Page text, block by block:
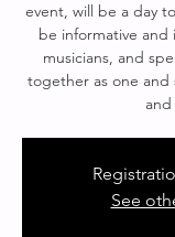
event, will be a day
be informative and
musicians, and
together as one
and
See